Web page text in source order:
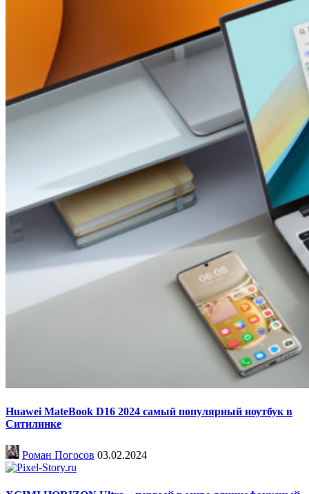
Huawei MateBook D16 2024 самый популярный ноутбук в
Ситилинке
Роман Погосов 03.02.2024